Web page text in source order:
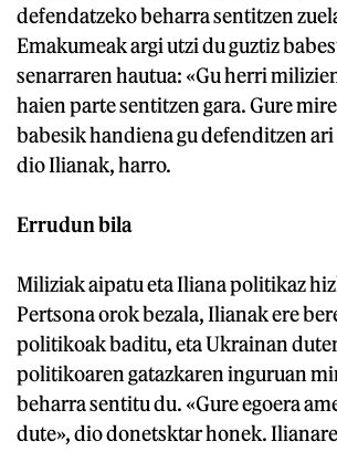
defendatzeko beharra sentitzen
Emakumeak argi utzi du guztiz
senarraren hautua: «Gu herri
haien parte sentitzen gara. Gure
babesik handiena gu defenditzen
dio Ilianak, harro.
Errudun bila
Miliziak aipatu eta Iliana politikaz
Pertsona orok bezala, Ilianak ere
politikoak baditu, eta Ukrainan
politikoaren gatazkaren inguruan
beharra sentitu du. «Gure egoera
dute», dio donetsktar honek.